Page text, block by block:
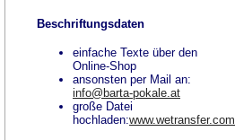
Beschriftungsdaten
einfache Texte über den
Online-Shop
ansonsten per Mail an:
info@barta-pokale.at
große Datei
hochladen:www.wetransfer.com